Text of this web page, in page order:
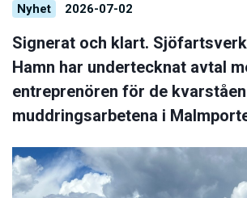
Nyhet 2026-07-02
Signerat och klart.
Hamn har undertecknat avtal
entreprenören för de
muddringsarbetena i